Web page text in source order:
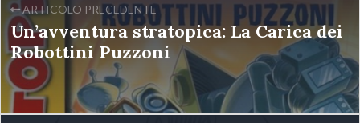
ARTICOLO PRECEDENTE
Un’avventura stratopica: La Carica dei
Robottini Puzzoni